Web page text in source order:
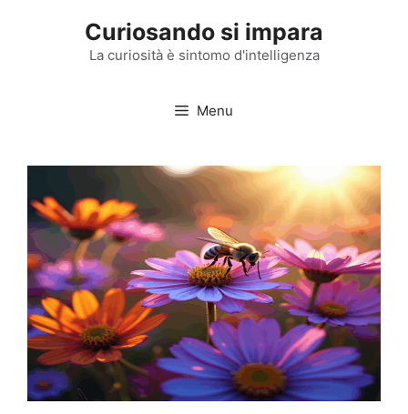
Curiosando si impara
La curiosità è sintomo d'intelligenza
Menu